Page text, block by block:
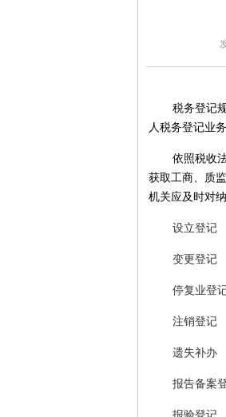
税务登记
人税务登记业
依照税收
获取工商、质
机关应及时对
设立登记
变更登记
停复业登
注销登记
遗失补办
报告备案